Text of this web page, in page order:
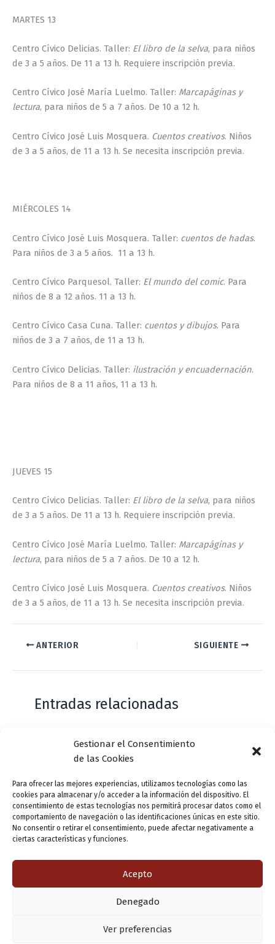
Gestionar el Consentimiento
de las Cookies
Para ofrecer las mejores experiencias, utilizamos tecnologías como las
cookies para almacenar y/o acceder a la información del dispositivo. El
consentimiento de estas tecnologías nos permitirá procesar datos como el
comportamiento de navegación o las identificaciones únicas en este sitio.
No consentir o retirar el consentimiento, puede afectar negativamente a
ciertas características y funciones.
Acepto
Denegado
Ver preferencias
MARTES 13
Centro Cívico Delicias. Taller: El libro de la selva, para niños
de 3 a 5 años. De 11 a 13 h. Requiere inscripción previa.
Centro Cívico José María Luelmo. Taller: Marcapáginas y
lectura, para niños de 5 a 7 años. De 10 a 12 h.
Centro Cívico José Luis Mosquera. Cuentos creativos. Niños
de 3 a 5 años, de 11 a 13 h. Se necesita inscripción previa.
MIÉRCOLES 14
Centro Cívico José Luis Mosquera. Taller: cuentos de hadas.
Para niños de 3 a 5 años. 11 a 13 h.
Centro Cívico Parquesol. Taller: El mundo del comic. Para
niños de 8 a 12 años. 11 a 13 h.
Centro Cívico Casa Cuna. Taller: cuentos y dibujos. Para
niños de 3 a 7 años, de 11 a 13 h.
Centro Cívico Delicias. Taller: ilustración y encuadernación.
Para niños de 8 a 11 años, 11 a 13 h.
JUEVES 15
Centro Cívico Delicias. Taller: El libro de la selva, para niños
de 3 a 5 años. De 11 a 13 h. Requiere inscripción previa.
Centro Cívico José María Luelmo. Taller: Marcapáginas y
lectura, para niños de 5 a 7 años. De 10 a 12 h.
Centro Cívico José Luis Mosquera. Cuentos creativos. Niños
de 3 a 5 años, de 11 a 13 h. Se necesita inscripción previa.
ANTERIOR SIGUIENTE
Entradas relacionadas
Casa de Zorrilla conmemorarán el 168
aniversario del estreno de Don Juan
Tenorio
Deja un comentario /Actualidad/ PorVLLensutinta
Actualidad / Por
Copyright © 2026 Valladolid en su titna